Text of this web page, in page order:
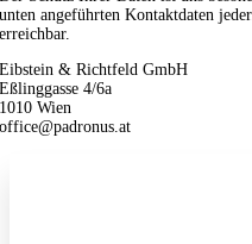
unten angeführten Kontaktdaten
erreichbar.
Eibstein & Richtfeld GmbH
Eßlinggasse 4/6a
1010 Wien
office@padronus.at